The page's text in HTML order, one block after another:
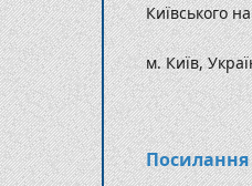
Київського
м. Київ,
Посилання